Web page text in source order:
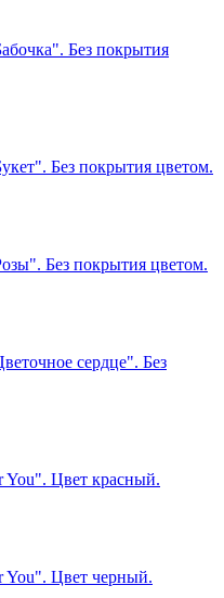
Без покрытия
Без покрытия цветом.
Без покрытия цветом.
сердце". Без
You". Цвет красный.
You". Цвет черный.